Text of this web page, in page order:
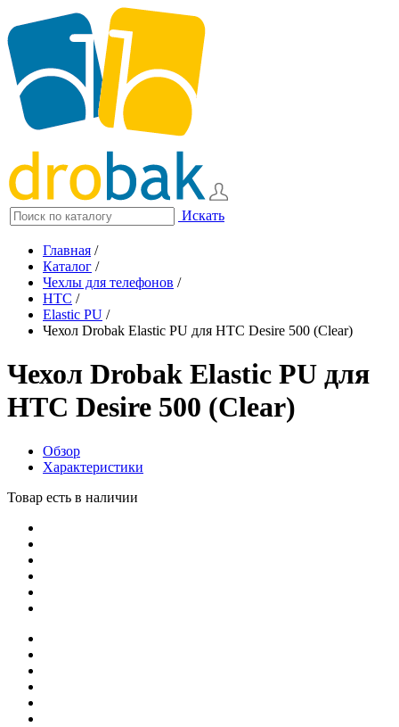
Искать
Главная /
Каталог /
Чехлы для телефонов /
HTC /
Elastic PU /
Чехол Drobak Elastic PU для HTC Desire 500 (Clear)
Чехол Drobak Elastic PU для
HTC Desire 500 (Clear)
Обзор
Характеристики
Товар есть в наличии